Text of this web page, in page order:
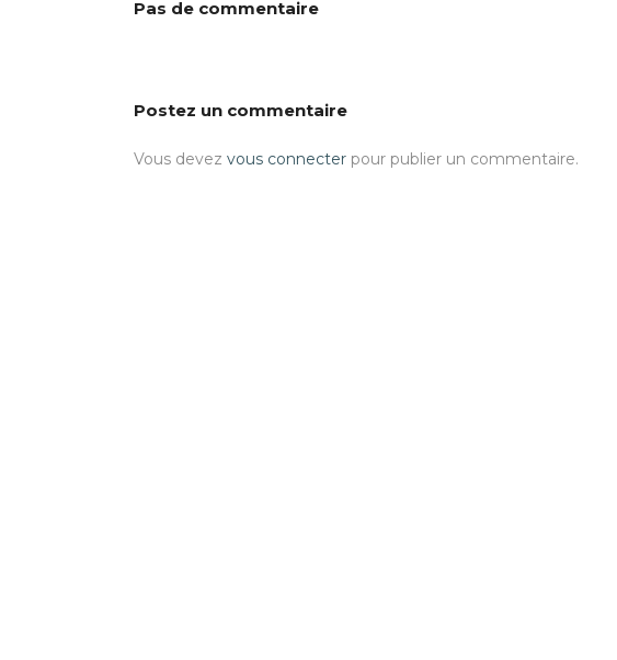
Pas de commentaire
Postez un commentaire
Vous devez vous connecter pour publier un commentaire.